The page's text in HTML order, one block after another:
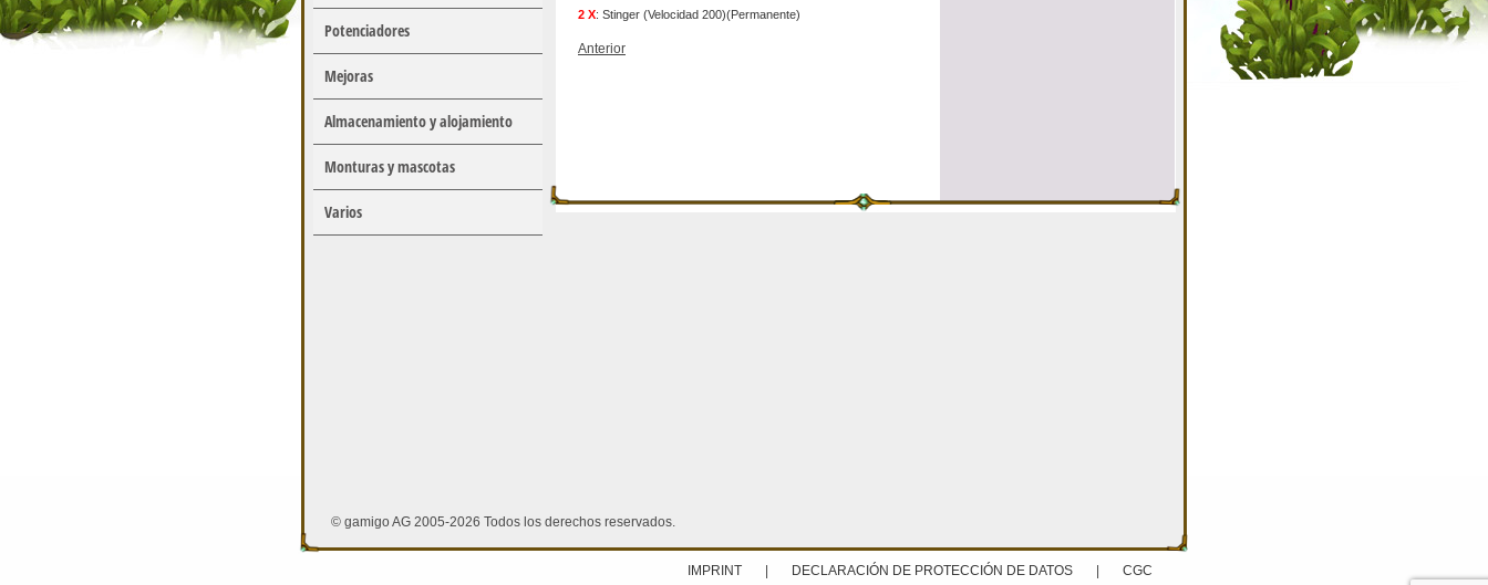
Potenciadores
Mejoras
Almacenamiento y alojamiento
Monturas y mascotas
Varios
2 X: Stinger (Velocidad 200)(Permanente)
Anterior
© gamigo AG 2005-2026 Todos los derechos reservados.
IMPRINT DECLARACIÓN DE PROTECCIÓN DE DATOS CGC